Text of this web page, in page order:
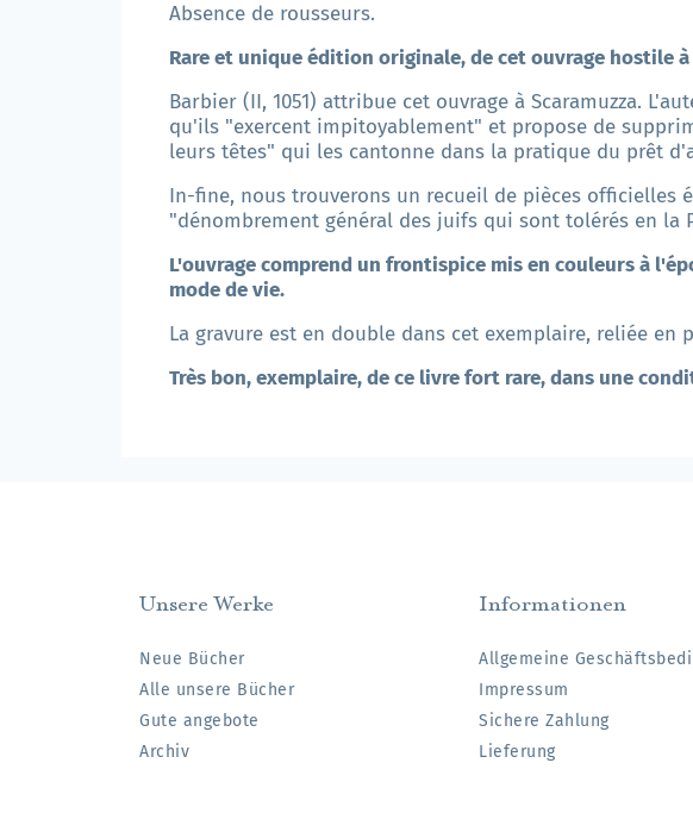
Absence de rousseurs.
Rare et unique édition originale, de cet ouvrage hostile
Barbier (II, 1051) attribue cet ouvrage à Scaramuzza.
qu'ils "exercent impitoyablement" et propose de
leurs têtes" qui les cantonne dans la pratique du prêt
In-fine, nous trouverons un recueil de pièces officielles
"dénombrement général des juifs qui sont tolérés en la
L'ouvrage comprend un frontispice mis en couleurs à
mode de vie.
La gravure est en double dans cet exemplaire, reliée
Très bon, exemplaire, de ce livre fort rare, dans une
Unsere Werke
Neue Bücher
Alle unsere Bücher
Gute angebote
Archiv
Informationen
Allgemeine
Impressum
Sichere Zahlung
Lieferung